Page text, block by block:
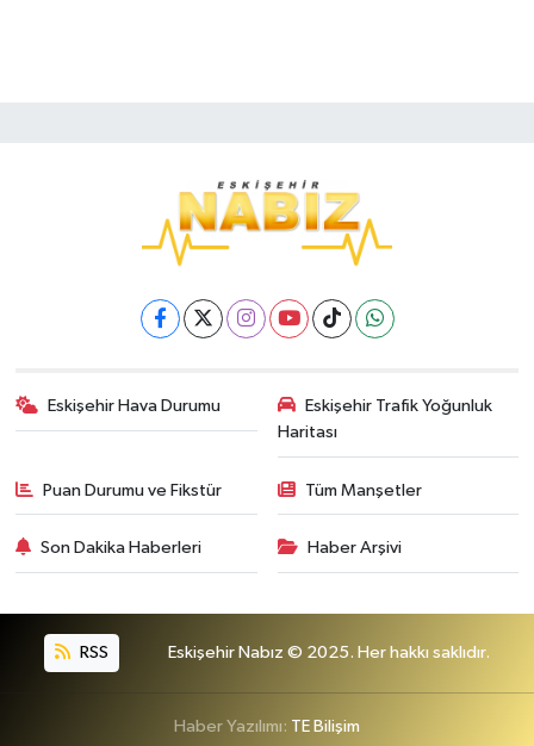
Eskişehir Hava Durumu
Eskişehir Trafik Yoğunluk
Haritası
Puan Durumu ve Fikstür Tüm Manşetler
Son Dakika Haberleri Haber Arşivi
RSS Eskişehir Nabız © 2025. Her hakkı saklıdır.
Haber Yazılımı: TE Bilişim